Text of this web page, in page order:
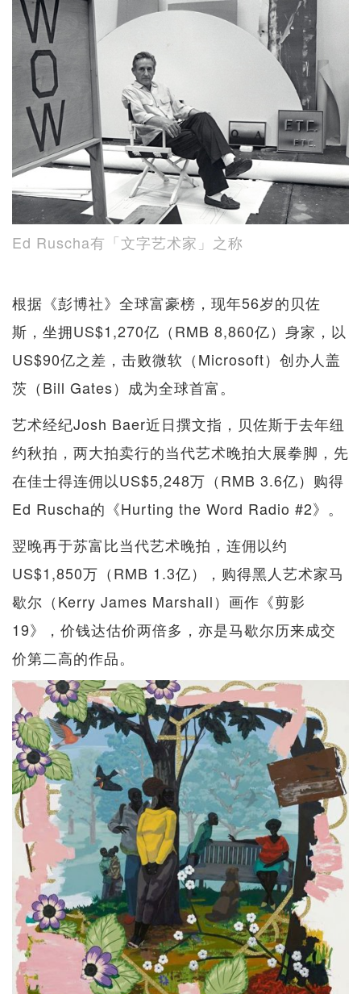
Ed Ruscha有「文字艺术家」之称
根据《彭博社》全球富豪榜，现年56岁的贝佐
斯，坐拥US$1,270亿（RMB 8,860亿）身家，以
US$90亿之差，击败微软（Microsoft）创办人盖
茨（Bill Gates）成为全球首富。
艺术经纪Josh Baer近日撰文指，贝佐斯于去年纽
约秋拍，两大拍卖行的当代艺术晚拍大展拳脚，先
在佳士得连佣以US$5,248万（RMB 3.6亿）购得
Ed Ruscha的《Hurting the Word Radio #2》。
翌晚再于苏富比当代艺术晚拍，连佣以约
US$1,850万（RMB 1.3亿），购得黑人艺术家马
歇尔（Kerry James Marshall）画作《剪影
19》，价钱达估价两倍多，亦是马歇尔历来成交
价第二高的作品。